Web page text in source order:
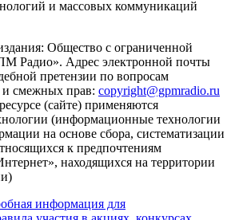
и массовых коммуникаций
Общество с ограниченной
Радио». Адрес электронной почты
претензии по вопросам
и смежных прав: copyright@gpmradio.ru
(сайте) применяются
(информационные технологии
на основе сбора, систематизации
к предпочтениям
находящихся на территории
информация для